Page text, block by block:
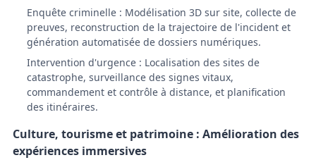
Enquête criminelle : Modélisation 3D sur site, collecte de
preuves, reconstruction de la trajectoire de l'incident et
génération automatisée de dossiers numériques.
Intervention d'urgence : Localisation des sites de
catastrophe, surveillance des signes vitaux,
commandement et contrôle à distance, et planification
des itinéraires.
Culture, tourisme et patrimoine : Amélioration des
expériences immersives